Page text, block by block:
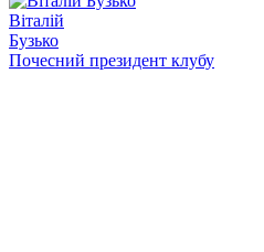
Віталій
Бузько
Почесний президент клубу